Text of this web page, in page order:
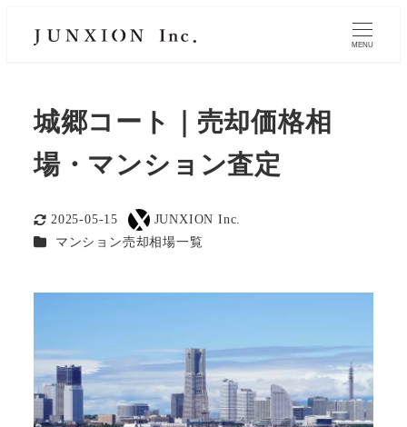
MENU
城郷コート｜売却価格相
場・マンション査定
更新日
2025-05-15
著
者
JUNXION Inc.
カテゴリー
マンション売却相場一覧